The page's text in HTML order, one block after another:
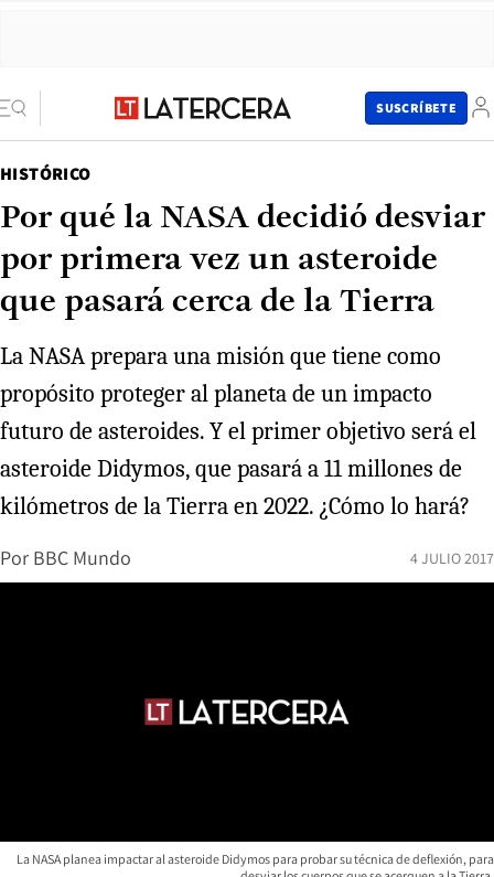
SUSCRÍBETE
HISTÓRICO
Por qué la NASA decidió desviar
por primera vez un asteroide
que pasará cerca de la Tierra
La NASA prepara una misión que tiene como
propósito proteger al planeta de un impacto
futuro de asteroides. Y el primer objetivo será el
asteroide Didymos, que pasará a 11 millones de
kilómetros de la Tierra en 2022. ¿Cómo lo hará?
Por BBC Mundo 4 JULIO 2017
La NASA planea impactar al asteroide Didymos para probar su técnica de deflexión, para